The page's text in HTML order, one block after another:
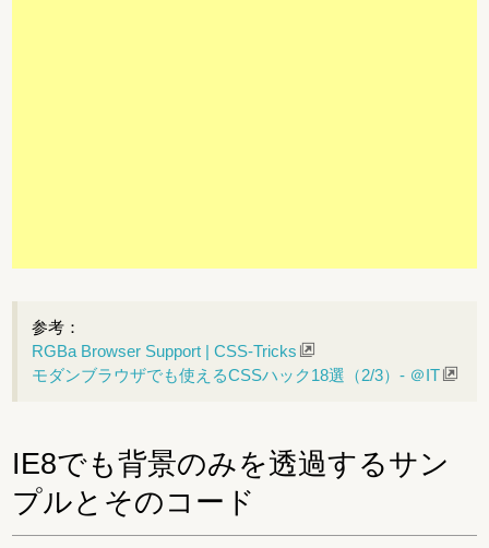
参考：
RGBa Browser Support | CSS-Tricks
モダンブラウザでも使えるCSSハック18選（2/3）- ＠IT
IE8でも背景のみを透過するサン
プルとそのコード